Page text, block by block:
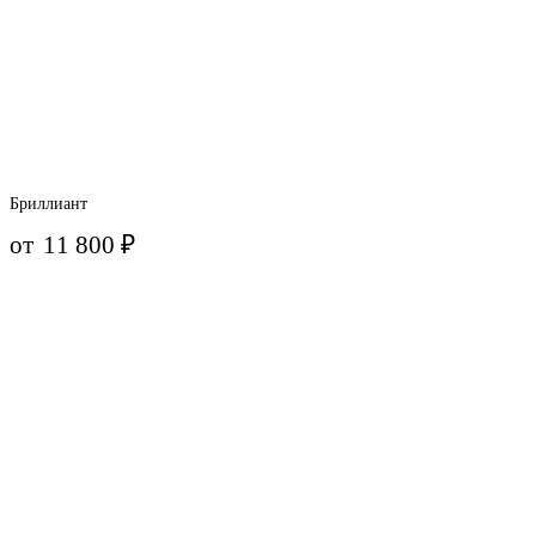
Бриллиант
от 11 800₽